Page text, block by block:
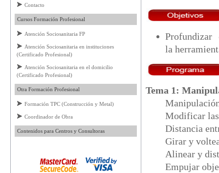
Contacto
Cursos Formación Profesional
Atención Sociosanitaria FP
Atención Sociosanitaria en instituciones
(Certificado Profesional)
Atención Sociosanitaria en el domicilio
(Certificado Profesional)
Otra Formación Profesional
Formación TPC (Construcción y Metal)
Coordinador de Obra
Contenidos para Centros y Consultoras
la
Tema 1:
Modificar
Distancia
Girar y
Alinear y
Empujar